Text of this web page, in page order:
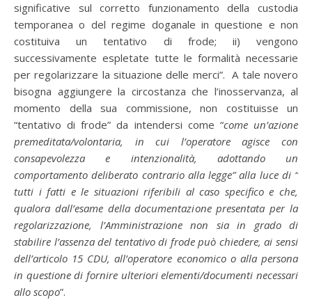
significative sul corretto funzionamento della custodia
temporanea o del regime doganale in questione e non
costituiva un tentativo di frode; ii) vengono
successivamente espletate tutte le formalità necessarie
per regolarizzare la situazione delle merci”. A tale novero
bisogna aggiungere la circostanza che l’inosservanza, al
momento della sua commissione, non costituisse un
“tentativo di frode” da intendersi come “come un’azione
premeditata/volontaria, in cui l’operatore agisce con
consapevolezza e intenzionalità, adottando un
comportamento deliberato contrario alla legge” alla luce di “
tutti i fatti e le situazioni riferibili al caso specifico e che,
qualora dall’esame della documentazione presentata per la
regolarizzazione, l’Amministrazione non sia in grado di
stabilire l’assenza del tentativo di frode può chiedere, ai sensi
dell’articolo 15 CDU, all’operatore economico o alla persona
in questione di fornire ulteriori elementi/documenti necessari
allo scopo”.